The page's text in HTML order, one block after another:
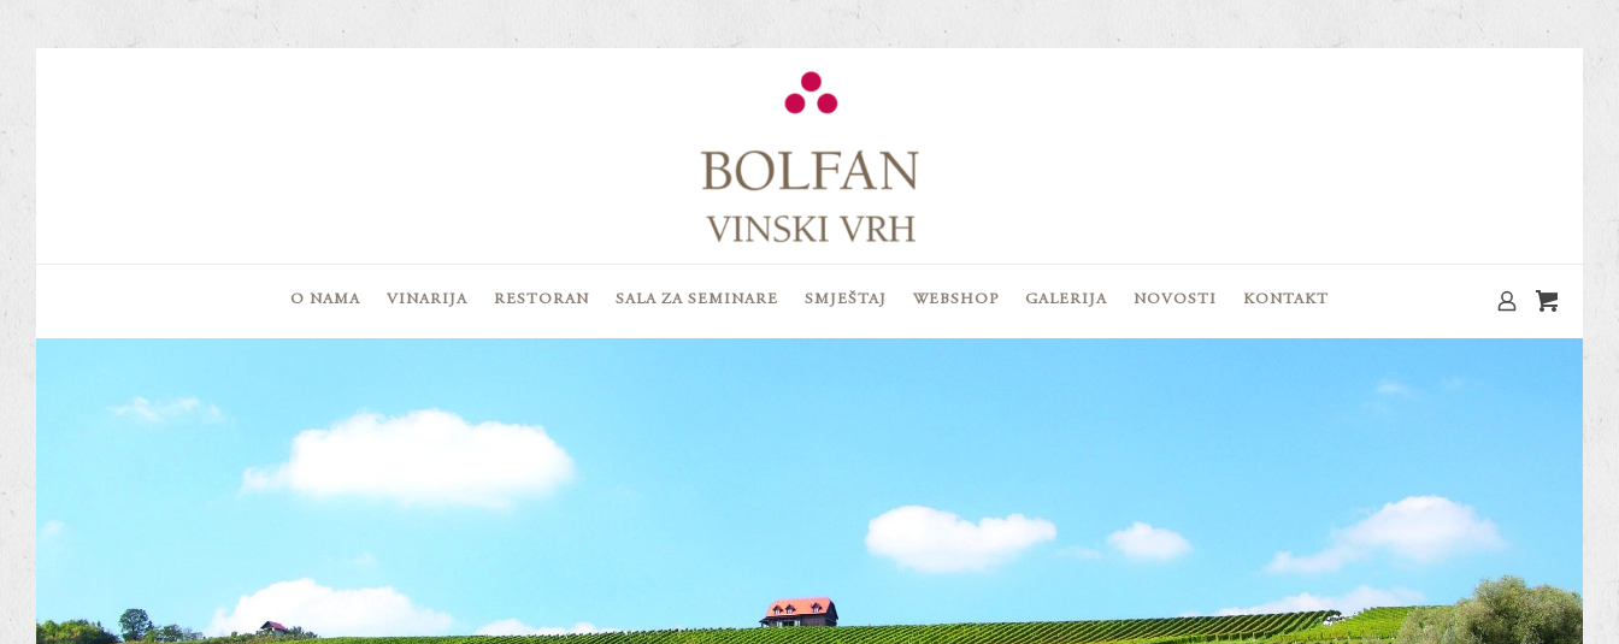
O NAMA VINARIJA RESTORAN SALA ZA SEMINARE SMJEŠTAJ WEBSHOP GALERIJA NOVOSTI KONTAKT